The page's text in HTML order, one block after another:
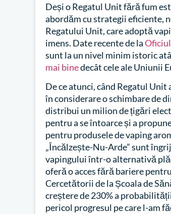
Deși o Regatul Unit fără fum
abordăm cu strategii eficiente,
Regatului Unit, care adoptă
imens. Date recente de la
sunt la un nivel minim istoric
mai binedecât cele ale Uniunii
De ce atunci, când Regatul
în considerare o schimbare de
distribui un milion de țigări
pentru a se întoarce și a
pentru produsele de vaping
„Încălzește-Nu-Arde” sunt
vapingului într-o alternativă
oferă o acces fără bariere
Cercetătorii de la Școala de
creștere de 230% a
pericol progresul pe care l-am